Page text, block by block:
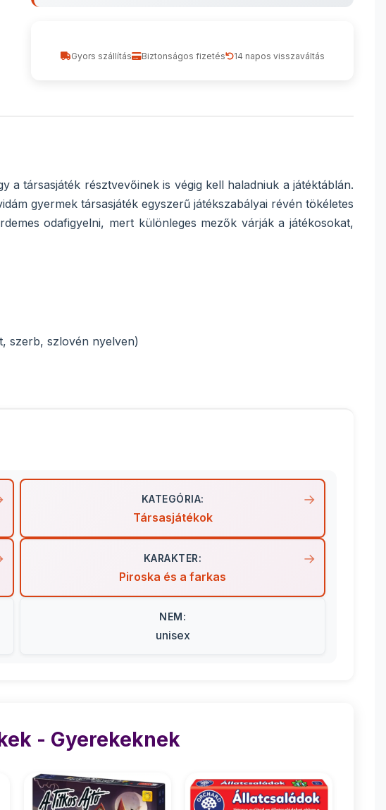
Gyors szállítás Biztonságos fizetés 14 napos visszaváltás
a társasjáték résztvevőinek is végig kell haladniuk a játéktáblán.
gyermek társasjáték egyszerű játékszabályai révén tökéletes
odafigyelni, mert különleges mezők várják a játékosokat,
szerb, szlovén nyelven)
KATEGÓRIA:
Társasjátékok
KARAKTER:
Piroska és a farkas
NEM:
unisex
- Gyerekeknek